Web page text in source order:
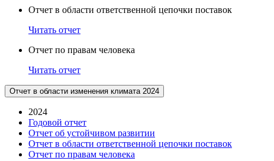
Отчет в области ответственной цепочки поставок
Читать отчет
Отчет по правам человека
Читать отчет
Отчет в области изменения климата 2024
2024
Годовой отчет
Отчет об устойчивом развитии
Отчет в области ответственной цепочки поставок
Отчет по правам человека